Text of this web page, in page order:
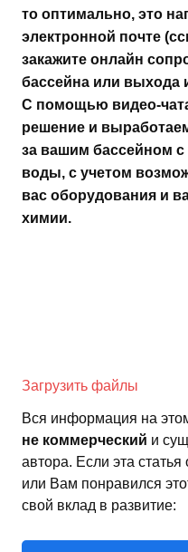
то оптимально, это
электронной почте
закажите онлайн
бассейна или выхода
С помощью видео-
решение и
за вашим бассейном
воды, с учетом
вас оборудования и
химии.
Загрузить файлы
Вся информация на
не коммерческий и
автора. Если эта
или Вам понравился
свой вклад в развитие: